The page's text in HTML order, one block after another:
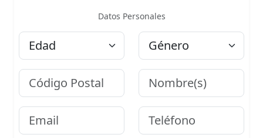
Datos Personales
Edad Género
Código Postal Nombre
Email Teléfono